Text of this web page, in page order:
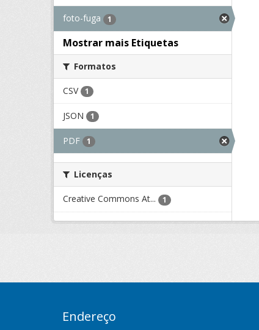
foto-fuga 1
Mostrar mais Etiquetas
Formatos
CSV 1
JSON 1
PDF 1
Licenças
Creative Commons At... 1
Endereço